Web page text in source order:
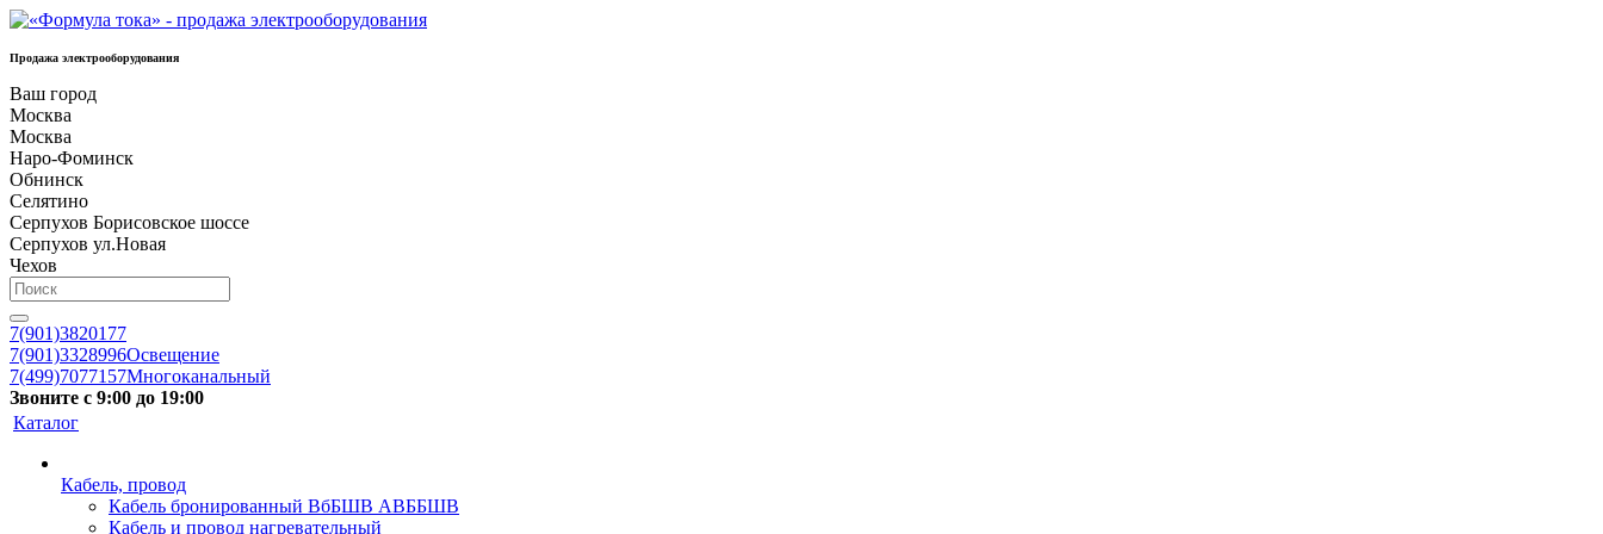
Продажа электрооборудования
Ваш город
Москва
Москва
Наро-Фоминск
Обнинск
Селятино
Серпухов Борисовское шоссе
Серпухов ул.Новая
Чехов
7(901)3820177
7(901)3328996Освещение
7(499)7077157Многоканальный
Звоните с 9:00 до 19:00
Каталог
Кабель, провод
Кабель бронированный ВбБШВ АВББШВ
Кабель и провод нагревательный